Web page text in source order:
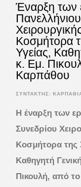
Έναρξη των
Κοσμήτορα
Υγείας,
κ. Εμ.
Καρπάθου
ΣΥΝΤΆΚΤΗΣ:
Η έναρξη των
Συνεδρίου
Κοσμήτορα της
Καθηγητή
Πικουλή, από